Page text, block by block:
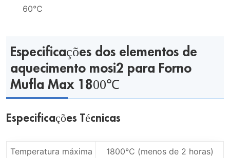
60℃
Especificações dos elementos de
aquecimento mosi2 para Forno
Mufla Max 1800℃
Especificações Técnicas
Temperatura máxima
1800℃ (menos de 2 horas)